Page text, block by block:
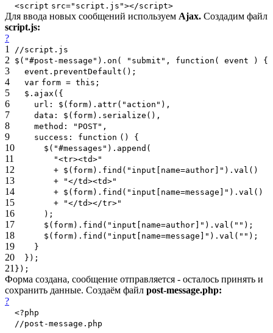
<script src="script.js"></script>
Для ввода новых сообщений используем Ajax. Создадим файл
script.js:
?
1
2
3
4
5
6
7
8
9
10
11
12
13
14
15
16
17
18
19
20
21
//script.js
$( "#post-message" ).on( "submit" , function ( event ) {
event.preventDefault();
var form = this ;
$.ajax({
url: $(form).attr( "action" ),
data: $(form).serialize(),
method:
"POST" ,
success: function () {
$( "#messages" ).append(
"<tr><td>"
+ $(form).find( "input[name=author]" ).val()
+
"</td><td>"
+ $(form).find( "input[name=message]" ).val()
+
"</td></tr>"
);
$(form).find( "input[name=author]" ).val( "" );
$(form).find( "input[name=message]" ).val( "" );
}
});
});
Форма создана, сообщение отправляется - осталось принять и
сохранить данные. Создаём файл post-message.php:
?
<?php
//post-message.php